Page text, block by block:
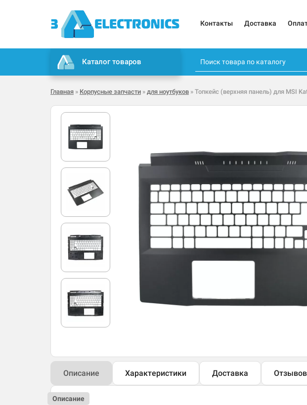
Контакты Доставка
Каталог товаров
Главная » Корпусные запчасти » для ноутбуков » Топкейс (верхняя панель) для MSI
Описание Характеристики Доставка
Описание